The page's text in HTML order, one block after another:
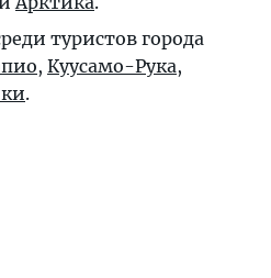
туристов города
, Куусамо-Рука,
.